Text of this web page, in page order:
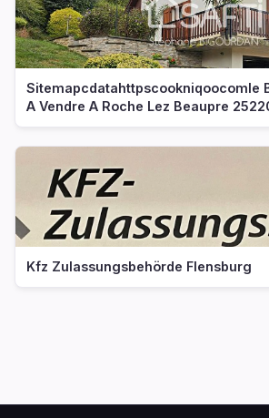
Sitemapcdatahttpscookniqoocomle
A Vendre A Roche Lez Beaupre
Kfz Zulassungsbehörde Flensburg